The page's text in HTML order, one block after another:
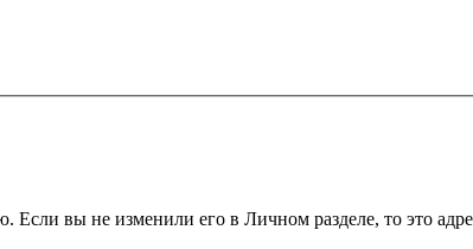
Если вы не изменили его в Личном разделе, то это